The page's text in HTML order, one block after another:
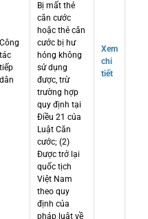
Công
tác
tiếp
dân
Bị mất thẻ
căn cước
hoặc thẻ căn
cước bị hư
hỏng không
sử dụng
được, trừ
trường hợp
quy định tại
Điều 21 của
Luật Căn
cước; (2)
Được trở lại
quốc tịch
Việt Nam
theo quy
định của
pháp luật về
Xem
chi
tiết